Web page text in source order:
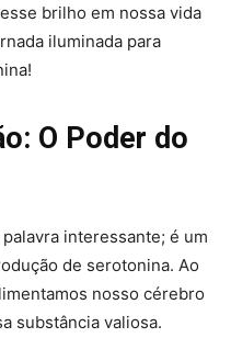
brilho em nossa vida
iluminada para
O Poder do
interessante; é um
de serotonina. Ao
nosso cérebro
substância valiosa.